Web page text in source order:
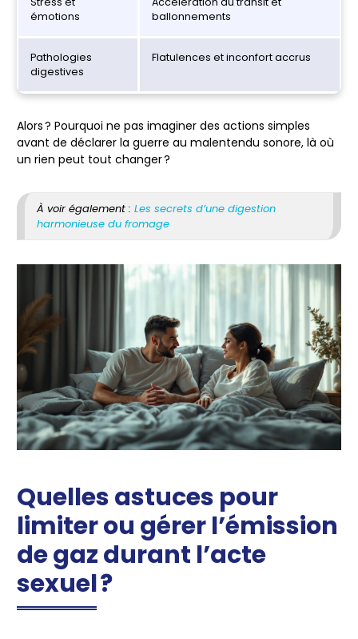
émotions
ballonnements
Pathologies
digestives
Flatulences et inconfort accrus
Alors ? Pourquoi ne pas imaginer des actions simples
avant de déclarer la guerre au malentendu sonore, là où
un rien peut tout changer ?
À voir également : Les secrets d’une digestion
harmonieuse du fromage
Quelles astuces pour
limiter ou gérer l’émission
de gaz durant l’acte
sexuel ?